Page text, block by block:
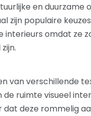
en duurzame
zijn populaire
interieurs omdat ze
van verschillende
de ruimte visueel
dat deze rommelig